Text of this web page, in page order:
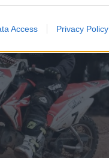
Access Privacy Policy